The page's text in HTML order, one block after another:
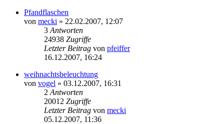
Pfandflaschen
von mecki » 22.02.2007, 12:07
3 Antworten
24938 Zugriffe
Letzter Beitrag von pfeiffer
16.12.2007, 16:24
weihnachtsbeleuchtung
von vogel » 03.12.2007, 16:31
2 Antworten
20012 Zugriffe
Letzter Beitrag von mecki
05.12.2007, 11:36